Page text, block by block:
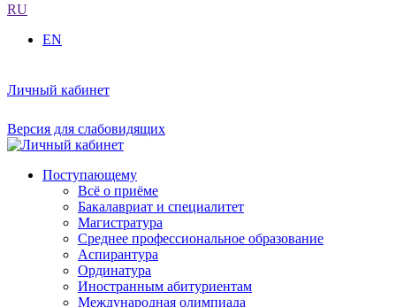
RU
EN
Личный кабинет
Версия для слабовидящих
Поступающему
Всё о приёме
Бакалавриат и специалитет
Магистратура
Среднее профессиональное образование
Аспирантура
Ординатура
Иностранным абитуриентам
Международная олимпиада